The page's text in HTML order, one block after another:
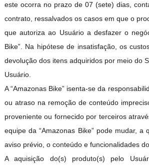
este ocorra no prazo de 07 (sete) dias,
contrato, ressalvados os casos em que o
que autoriza ao Usuário a desfazer o
Bike”. Na hipótese de insatisfação, os
devolução dos itens adquiridos por meio do
Usuário.
A “Amazonas Bike” isenta-se da
ou atraso na remoção de conteúdo
proveniente ou fornecido por terceiros
equipe da “Amazonas Bike” pode mudar, a
aviso prévio, o conteúdo e funcionalidades
A aquisição do(s) produto(s) pelo